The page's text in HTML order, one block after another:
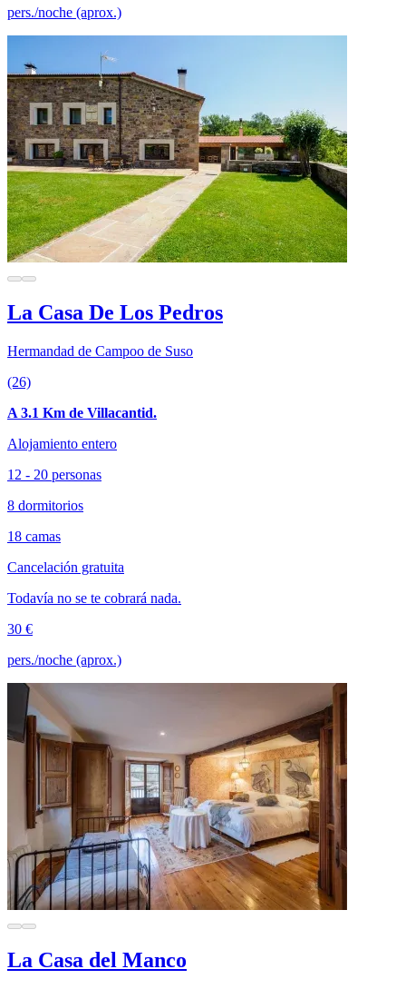
pers./noche (aprox.)
La Casa De Los Pedros
Hermandad de Campoo de Suso
(26)
A 3.1 Km de Villacantid.
Alojamiento entero
12 - 20 personas
8 dormitorios
18 camas
Cancelación gratuita
Todavía no se te cobrará nada.
30 €
pers./noche (aprox.)
La Casa del Manco